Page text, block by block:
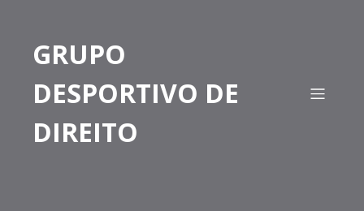
GRUPO
DESPORTIVO DE
DIREITO